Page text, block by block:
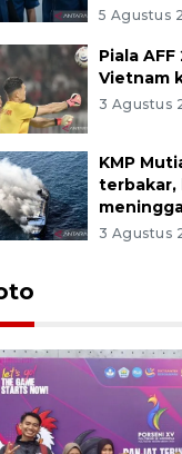
5 Agustus
Piala
Vietnam
3 Agustus
KMP
terbakar,
3 Agustus